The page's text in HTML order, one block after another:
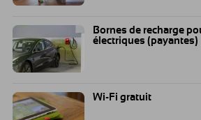
Bornes de recharge
électriques (payantes)
Wi-Fi gratuit